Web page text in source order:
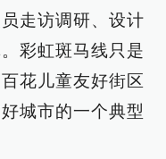
走访调研、设计
彩虹斑马线只是
花儿童友好街区
城市的一个典型